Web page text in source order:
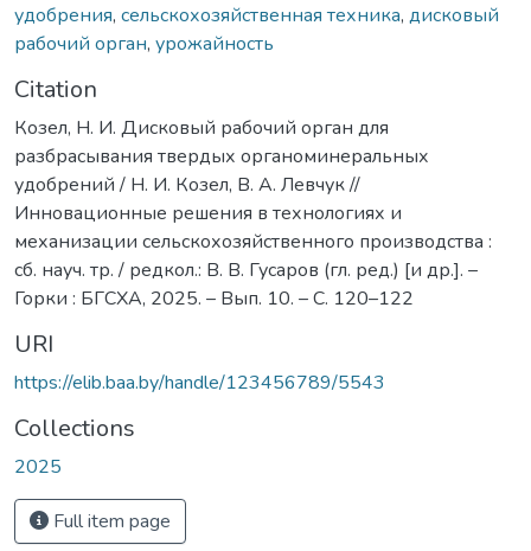
удобрения, сельскохозяйственная техника, дисковый
рабочий орган, урожайность
Citation
Козел, Н. И. Дисковый рабочий орган для
разбрасывания твердых органоминеральных
удобрений / Н. И. Козел, В. А. Левчук //
Инновационные решения в технологиях и
механизации сельскохозяйственного производства :
сб. науч. тр. / редкол.: В. В. Гусаров (гл. ред.) [и др.]. –
Горки : БГСХА, 2025. – Вып. 10. – С. 120–122
URI
https://elib.baa.by/handle/123456789/5543
Collections
2025
Full item page